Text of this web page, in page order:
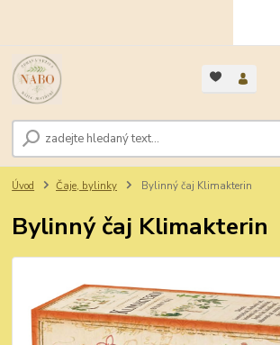
Úvod Čaje, bylinky Bylinný čaj Klimakterin
Bylinný čaj Klimakterin